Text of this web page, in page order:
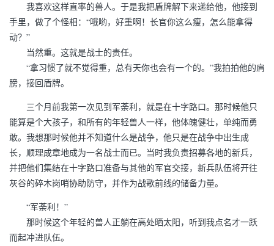
我喜欢这样直率的兽人。于是我把盾牌解下来递给他，他接到
手里，做了个怪相：“哦哟，好重啊！长官你这么瘦，怎么能拿得
动？”
当然重。这就是战士的责任。
“拿习惯了就不觉得重，总有天你也会有一个的。”我拍拍他的肩
膀，接回盾牌。
三个月前我第一次见到军荼利，就是在十字路口。那时候他只
能算是个大孩子，和所有的年轻兽人一样，他体魄健壮，单纯而勇
敢。我想那时候他并不知道什么是战争，他只是在战争中出生成
长，顺理成章地成为一名战士而已。当时我负责招募各地的新兵，
并把他们集结在十字路口准备与其他的军官交接，新兵队伍将开往
灰谷的碎木岗哨协助防守，并作为战歌前线的储备力量。
“军荼利！”
那时候这个年轻的兽人正躺在高处晒太阳，听到我点名才一跃
而起冲进队伍。